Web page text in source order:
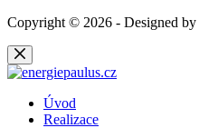
Copyright © 2026 - Designed by
Úvod
Realizace